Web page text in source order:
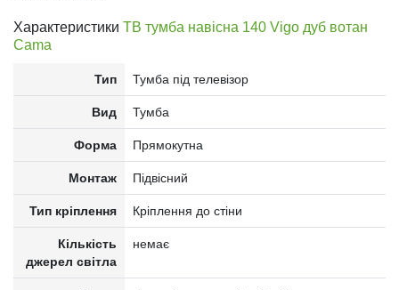
Характеристики ТВ тумба навісна 140 Vigo дуб вотан
Cama
Тип Тумба під телевізор
Вид Тумба
Форма Прямокутна
Монтаж Підвісний
Тип кріплення Кріплення до стіни
Кількість
джерел світла
немає